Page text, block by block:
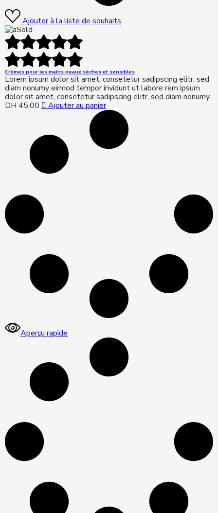
Ajouter à la liste de souhaits
Sold
Crèmes pour les mains peaux sèches et sensibles
Lorem ipsum dolor sit amet, consetetur sadipscing elitr, sed
diam nonumy eirmod tempor invidunt ut labore rem ipsum
dolor sit amet, consetetur sadipscing elitr, sed diam nonumy
DH 45,00 Ajouter au panier
Aperçu rapide